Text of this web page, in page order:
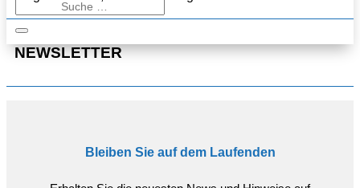
NEWSLETTER
Bleiben Sie auf dem Laufenden